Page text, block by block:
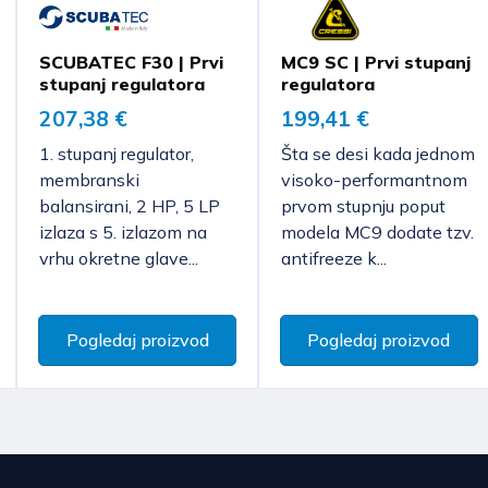
Cijena dostave
Očekivano vrijeme
Bugarska, Finska,
Cijena dostave
Očekivano vrijeme
Srbija
Cijena dostave
Očekivano vrijeme
Troškove povrata
Odgovorni ste za svako
robom, osim onog koje
funkcionalnosti robe.
Sukladno čl. 86. stavku
je isključeno za
izrađena po
potrošaču, roba kojoj
Ako se odlučite za
kreditnom /
dostavljaču budući
Plaćanje
Hrvatskoj.
Pojedine artikle
već isključivo
SCUBATEC F30 | Prvi
stupanj regulatora
207,38 €
1. stupanj regulator,
membranski
balansirani, 2 HP, 5 LP
izlaza s 5. izlazom na
vrhu okretne glave...
Pogledaj proizvod
MC9 SC | Prvi stupanj
regulatora
199,41 €
Šta se desi kada jednom
visoko-performantnom
prvom stupnju poput
modela MC9 dodate tzv.
antifreeze k...
Pogledaj proizvod